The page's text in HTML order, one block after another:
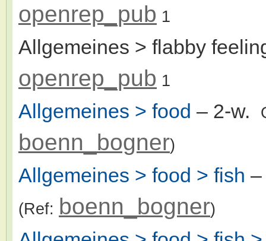
openrep_pub 1
Allgemeines > flabby
openrep_pub 1
Allgemeines > food – 2-w.
boenn_bogner)
Allgemeines > food > fish
(Ref: boenn_bogner)